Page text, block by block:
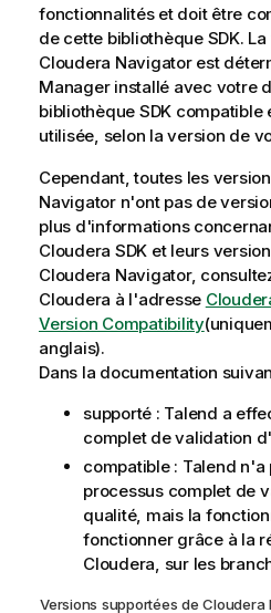
fonctionnalités et doit être
de cette bibliothèque SDK.
Cloudera Navigator est
Manager installé avec votre
bibliothèque SDK
utilisée, selon la version de
Cependant, toutes les
Navigator n'ont pas de
plus d'informations
Cloudera SDK et leurs
Cloudera Navigator,
Cloudera à l'adresse
Version Compatibility
anglais).
Dans la documentation
supporté : Talend a
complet de validation
compatible : Talend n'a
processus complet de
qualité, mais la
fonctionner grâce à la
Cloudera, sur les
Versions supportées de